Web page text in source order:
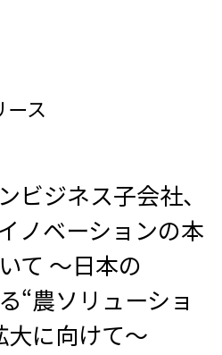
ース
ビジネス子会社、
ノベーションの本
て 〜日本の
“農ソリューショ
大に向けて〜